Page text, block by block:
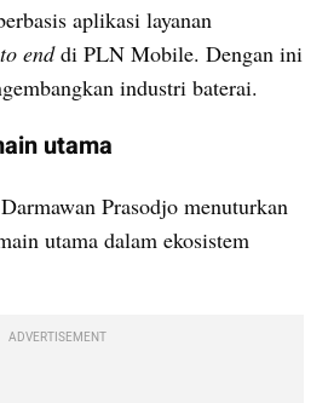
aplikasi layanan
end di PLN Mobile. Dengan ini
industri baterai.
utama
Prasodjo menuturkan
utama dalam ekosistem
ADVERTISEMENT